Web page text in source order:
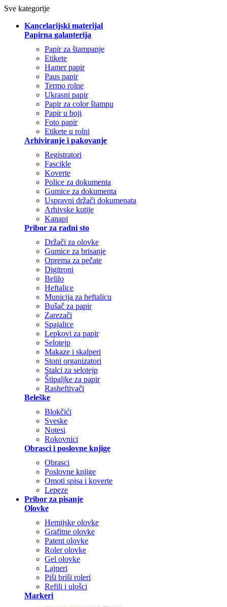
Sve kategorije
Kancelarijski materijal
Papirna galanterija
Papir za štampanje
Etikete
Hamer papir
Paus papir
Termo rolne
Ukrasni papir
Papir za color štampu
Papir u boji
Foto papir
Etikete u rolni
Arhiviranje i pakovanje
Registratori
Fascikle
Koverte
Police za dokumenta
Gumice za dokumenta
Uspravni držači dokumenata
Arhivske kutije
Kanapi
Pribor za radni sto
Držači za olovke
Gumice za brisanje
Oprema za pečate
Digitroni
Belilo
Heftalice
Municija za heftalicu
Bušač za papir
Zarezači
Spajalice
Lepkovi za papir
Selotejp
Makaze i skalperi
Stoni organizatori
Stalci za selotejp
Štipaljke za papir
Rasheftivači
Beleške
Blokčići
Sveske
Notesi
Rokovnici
Obrasci i poslovne knjige
Obrasci
Poslovne knjige
Omoti spisa i koverte
Lepeze
Pribor za pisanje
Olovke
Hemijske olovke
Grafitne olovke
Patent olovke
Roler olovke
Gel olovke
Lajneri
Piši briši roleri
Refili i ulošci
Markeri